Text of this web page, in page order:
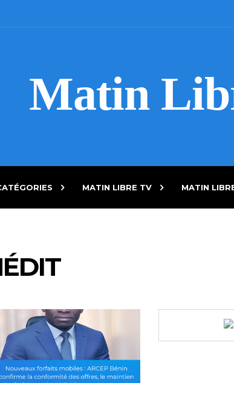
Matin
MATIN LIBRE TV MATIN